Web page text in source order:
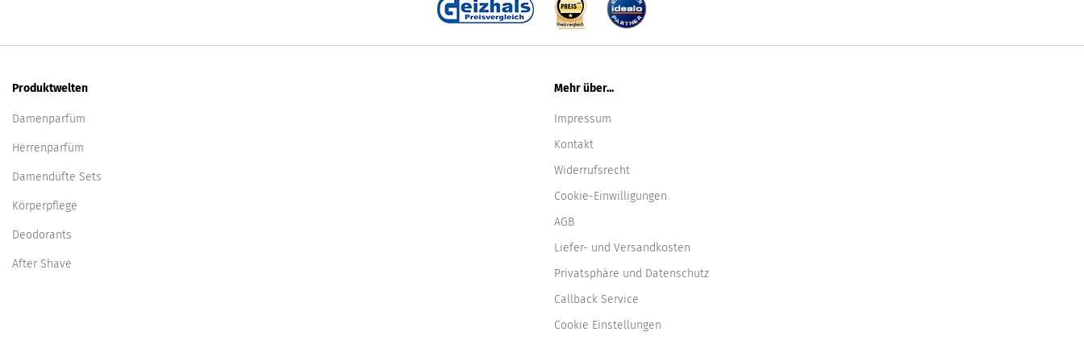
Produktwelten
Damenparfüm
Herrenparfüm
Damendüfte Sets
Körperpflege
Deodorants
After Shave
Mehr über...
Impressum
Kontakt
Widerrufsrecht
Cookie-Einwilligungen
AGB
Liefer- und Versandkosten
Privatsphäre und Datenschutz
Callback Service
Cookie Einstellungen